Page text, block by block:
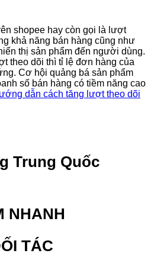
shopee hay còn gọi là lượt
khả năng bán hàng cũng như
thị sản phẩm đến người dùng.
theo dõi thì tỉ lệ đơn hàng của
Cơ hội quảng bá sản phẩm
số bán hàng có tiềm năng cao
dẫn cách tăng lượt theo dõi
Trung Quốc
NHANH
TÁC